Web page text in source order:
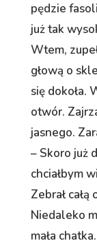
pędzie
już tak
Wtem,
głową o
się dokoła.
otwór.
jasnego.
– Skoro już
chciałbym
Zebrał
Niedaleko
mała chatka.